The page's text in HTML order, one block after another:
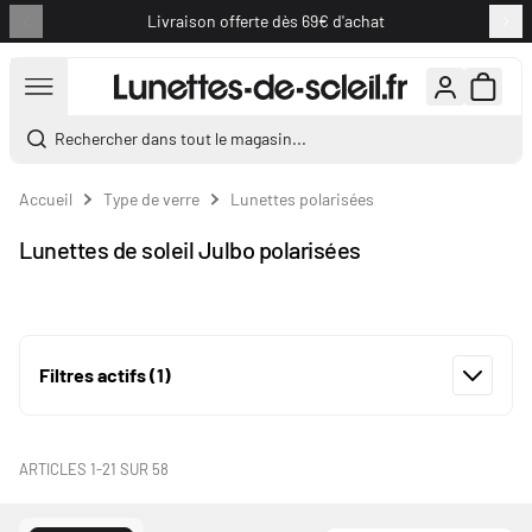
Livraison offerte dès 69€ d'achat
Rechercher dans tout le magasin...
Accueil Type de verre Lunettes polarisées
Lunettes de soleil Julbo polarisées
Filtres actifs(1)
ARTICLES 1-21 SUR 58